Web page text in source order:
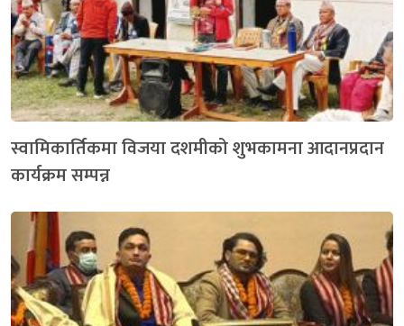
स्वामिकार्तिकमा विजया दशमीको शुभकामना आदानप्रदान
कार्यक्रम सम्पन्न